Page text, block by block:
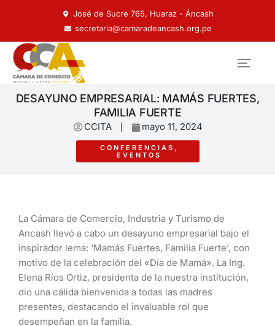
José de Sucre 765, Huaraz - Áncash
secretaria@camaradeancash.org.pe
DESAYUNO EMPRESARIAL: MAMÁS FUERTES,
FAMILIA FUERTE
CCITA mayo 11, 2024
CONFERENCIAS ,
EVENTOS
La Cámara de Comercio, Industria y Turismo de
Ancash llevó a cabo un desayuno empresarial bajo el
inspirador lema: ‘Mamás Fuertes, Familia Fuerte’, con
motivo de la celebración del «Día de Mamá». La Ing.
Elena Ríos Ortiz, presidenta de la nuestra institución,
dio una cálida bienvenida a todas las madres
presentes, destacando el invaluable rol que
desempeñan en la familia.